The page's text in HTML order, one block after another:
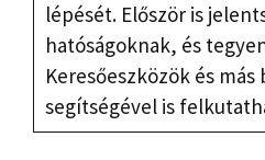
lépését. Először is
hatóságoknak, és
Keresőeszközök és
segítségével is